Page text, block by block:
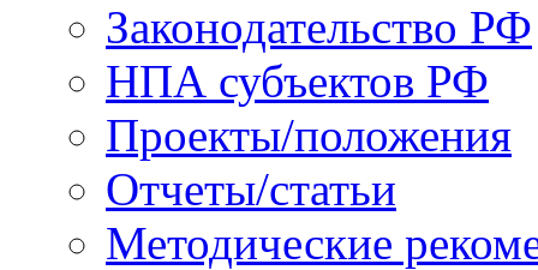
Законодательство РФ
НПА субъектов РФ
Проекты/положения
Отчеты/статьи
Методические